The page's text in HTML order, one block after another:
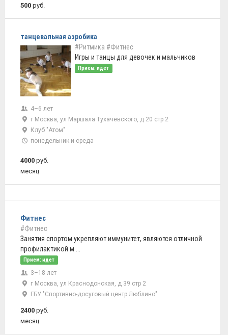
500 руб.
танцевальная аэробика
#Ритмика #Фитнес
Игры и танцы для девочек и мальчиков
Прием: идет
4–6 лет
г Москва, ул Маршала Тухачевского, д 20 стр 2
Клуб "Атом"
понедельник и среда
4000 руб.
месяц
Фитнес
#Фитнес
Занятия спортом укрепляют иммунитет, являются отличной
профилактикой м ...
Прием: идет
3–18 лет
г Москва, ул Краснодонская, д 39 стр 2
ГБУ "Спортивно-досуговый центр Люблино"
2400 руб.
месяц